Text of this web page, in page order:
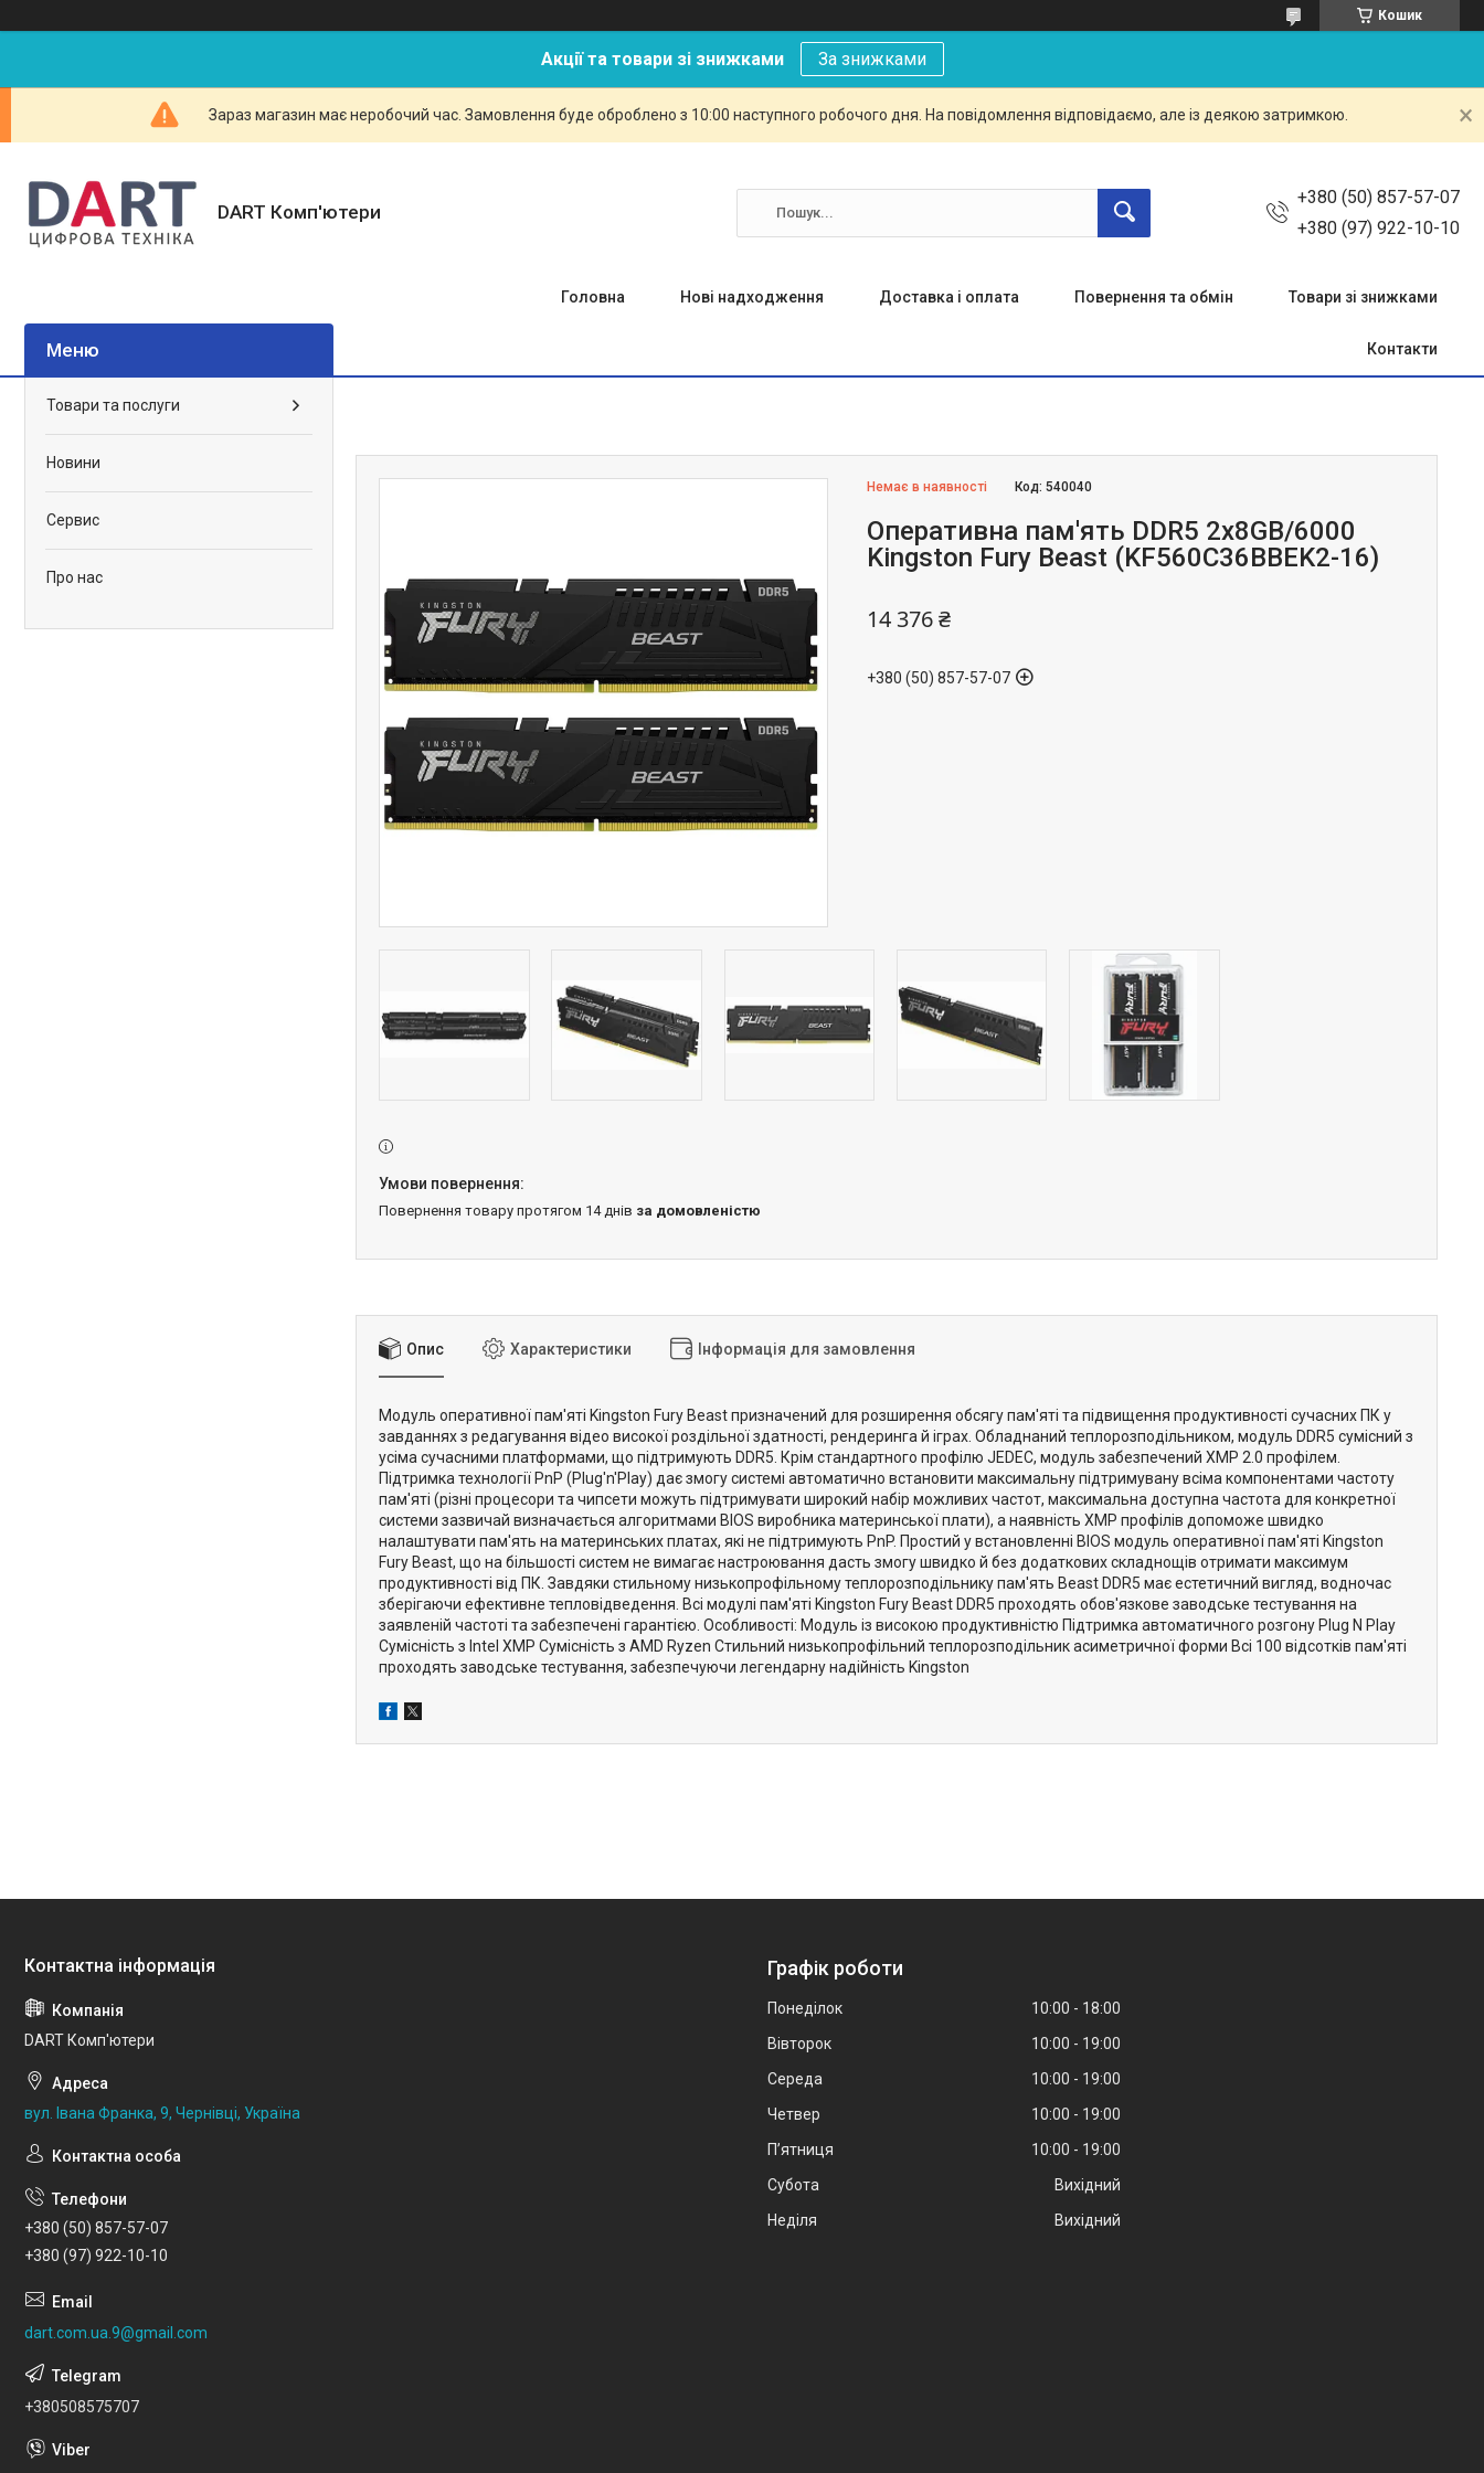
Кошик
Акції та товари зі знижками За знижками
Зараз магазин має неробочий час. Замовлення буде оброблено з 10:00 наступного робочого дня. На повідомлення відповідаємо, але із деякою затримкою.
DART Комп'ютери
+380 (50) 857-57-07
+380 (97) 922-10-10
Головна Нові надходження Доставка і оплата Повернення та обмін Товари зі знижками
Контакти
Немає в наявності Код:540040
Оперативна пам'ять DDR5 2x8GB/6000
Kingston Fury Beast (KF560C36BBEK2-16)
14 376 ₴
+380 (50) 857-57-07
повернення товару протягом 14 днів за домовленістю
Опис Характеристики Інформація для замовлення
Модуль оперативної пам'яті Kingston Fury Beast призначений для розширення обсягу пам'яті та підвищення продуктивності сучасних ПК у
завданнях з редагування відео високої роздільної здатності, рендеринга й іграх. Обладнаний теплорозподільником, модуль DDR5 сумісний з
усіма сучасними платформами, що підтримують DDR5. Крім стандартного профілю JEDEC, модуль забезпечений XMP 2.0 профілем.
Підтримка технології PnP (Plug'n'Play) дає змогу системі автоматично встановити максимальну підтримувану всіма компонентами частоту
пам'яті (різні процесори та чипсети можуть підтримувати широкий набір можливих частот, максимальна доступна частота для конкретної
системи зазвичай визначається алгоритмами BIOS виробника материнської плати), а наявність XMP профілів допоможе швидко
налаштувати пам'ять на материнських платах, які не підтримують PnP. Простий у встановленні BIOS модуль оперативної пам'яті Kingston
Fury Beast, що на більшості систем не вимагає настроювання дасть змогу швидко й без додаткових складнощів отримати максимум
продуктивності від ПК. Завдяки стильному низькопрофільному теплорозподільнику пам'ять Beast DDR5 має естетичний вигляд, водночас
зберігаючи ефективне тепловідведення. Всі модулі пам'яті Kingston Fury Beast DDR5 проходять обов'язкове заводське тестування на
заявленій частоті та забезпечені гарантією. Особливості: Модуль із високою продуктивністю Підтримка автоматичного розгону Plug N Play
Сумісність з Intel XMP Сумісність з AMD Ryzen Стильний низькопрофільний теплорозподільник асиметричної форми Всі 100 відсотків пам'яті
проходять заводське тестування, забезпечуючи легендарну надійність Kingston
Товари та послуги
Новини
Сервис
Про нас
DART Комп'ютери
вул. Івана Франка, 9, Чернівці, Україна
+380 (50) 857-57-07
+380 (97) 922-10-10
dart.com.ua.9@gmail.com
+380508575707
Графік роботи
Понеділок 10:00
18:00
Вівторок
10:00
19:00
Середа
10:00
19:00
Четвер
10:00
19:00
Пʼятниця
10:00
19:00
Субота
Вихідний
Неділя
Вихідний